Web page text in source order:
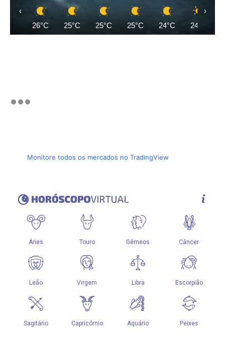
26°C 25°C 25°C 25°C 24°C 24°C
‹ ›
Monitore todos os mercados no TradingView